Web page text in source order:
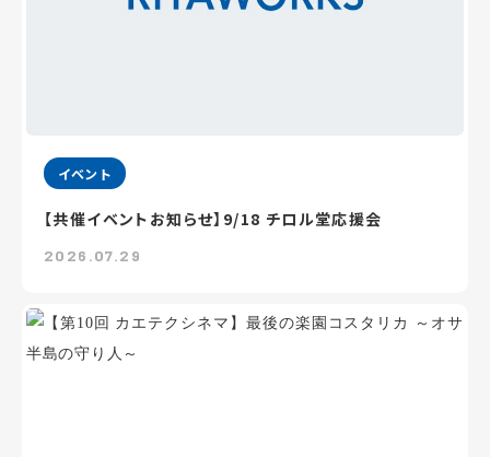
イベント
【共催イベントお知らせ】9/18 チロル堂応援会
2026.07.29